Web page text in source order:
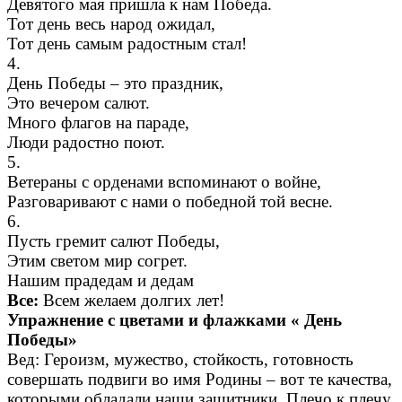
Девятого мая пришла к нам Победа.
Тот день весь народ ожидал,
Тот день самым радостным стал!
4.
День Победы – это праздник,
Это вечером салют.
Много флагов на параде,
Люди радостно поют.
5.
Ветераны с орденами вспоминают о войне,
Разговаривают с нами о победной той весне.
6.
Пусть гремит салют Победы,
Этим светом мир согрет.
Нашим прадедам и дедам
Все: Всем желаем долгих лет!
Упражнение с цветами и флажками « День
Победы»
Вед: Героизм, мужество, стойкость, готовность
совершать подвиги во имя Родины – вот те качества,